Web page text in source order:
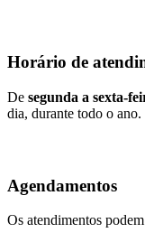
Horário de
De segunda a sexta-
dia, durante todo o ano.
Agendamentos
Os atendimentos